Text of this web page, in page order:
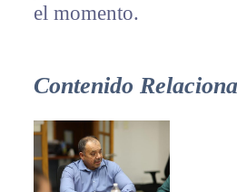
el momento.
Contenido